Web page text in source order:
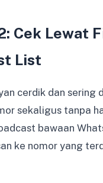
Cek Lewat
List
cerdik dan sering
sekaligus tanpa
bawaan
ke nomor yang